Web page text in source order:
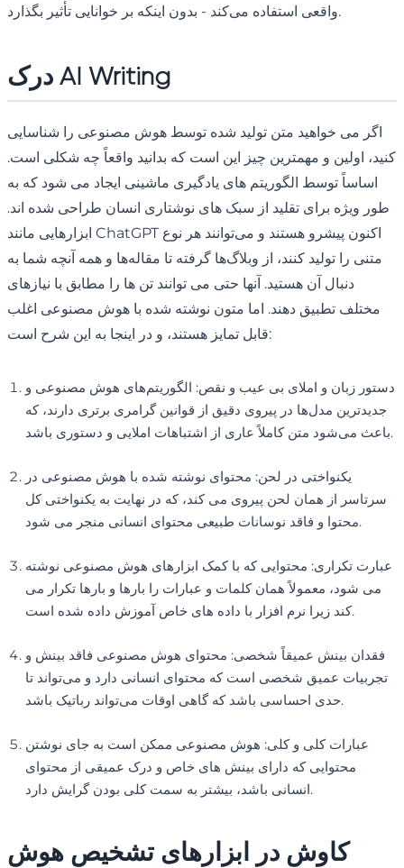
واقعی استفاده می‌کند - بدون اینکه بر خوانایی تأثیر بگذارد.
درک AI Writing
اگر می خواهید متن تولید شده توسط هوش مصنوعی را شناسایی
کنید، اولین و مهمترین چیز این است که بدانید واقعاً چه شکلی است.
اساساً توسط الگوریتم های یادگیری ماشینی ایجاد می شود که به
طور ویژه برای تقلید از سبک های نوشتاری انسان طراحی شده اند.
ابزارهایی مانند ChatGPT اکنون پیشرو هستند و می‌توانند هر نوع
متنی را تولید کنند، از وبلاگ‌ها گرفته تا مقاله‌ها و همه آنچه شما به
دنبال آن هستید. آنها حتی می توانند تن ها را مطابق با نیازهای
مختلف تطبیق دهند. اما متون نوشته شده با هوش مصنوعی اغلب
قابل تمایز هستند، و در اینجا به این شرح است:
دستور زبان و املای بی عیب و نقص: الگوریتم‌های هوش مصنوعی و
جدیدترین مدل‌ها در پیروی دقیق از قوانین گرامری برتری دارند، که
باعث می‌شود متن کاملاً عاری از اشتباهات املایی و دستوری باشد.
یکنواختی در لحن: محتوای نوشته شده با هوش مصنوعی در
سرتاسر از همان لحن پیروی می کند، که در نهایت به یکنواختی کل
محتوا و فاقد نوسانات طبیعی محتوای انسانی منجر می شود.
عبارت تکراری: محتوایی که با کمک ابزارهای هوش مصنوعی نوشته
می شود، معمولاً همان کلمات و عبارات را بارها و بارها تکرار می
کند زیرا نرم افزار با داده های خاص آموزش داده شده است.
فقدان بینش عمیقاً شخصی: محتوای هوش مصنوعی فاقد بینش و
تجربیات عمیق شخصی است که محتوای انسانی دارد و می‌تواند تا
حدی احساسی باشد که گاهی اوقات می‌تواند رباتیک باشد.
عبارات کلی و کلی: هوش مصنوعی ممکن است به جای نوشتن
محتوایی که دارای بینش های خاص و درک عمیقی از محتوای
انسانی باشد، بیشتر به سمت کلی بودن گرایش دارد.
کاوش در ابزارهای تشخیص هوش